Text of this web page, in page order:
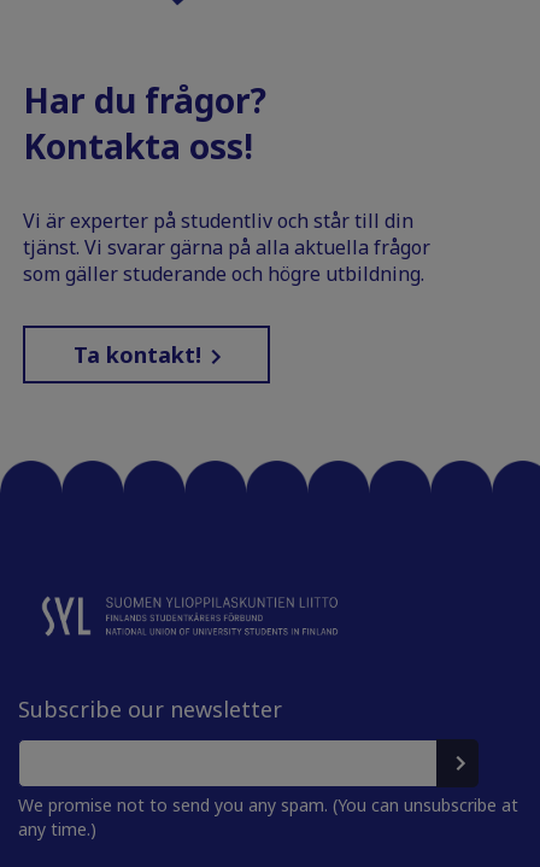
Har du frågor?
Kontakta oss!
Vi är experter på studentliv och står till din
tjänst. Vi svarar gärna på alla aktuella frågor
som gäller studerande och högre utbildning.
Ta kontakt!
Subscribe our newsletter
We promise not to send you any spam. (You can unsubscribe at
any time.)